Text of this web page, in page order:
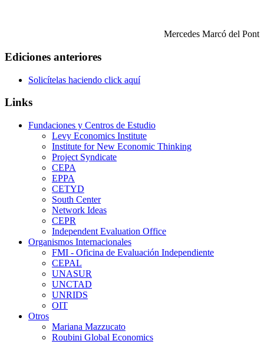
Mercedes Marcó del Pont
Ediciones anteriores
Solicítelas haciendo click aquí
Links
Fundaciones y Centros de Estudio
Levy Economics Institute
Institute for New Economic Thinking
Project Syndicate
CEPA
EPPA
CETYD
South Center
Network Ideas
CEPR
Independent Evaluation Office
Organismos Internacionales
FMI - Oficina de Evaluación Independiente
CEPAL
UNASUR
UNCTAD
UNRIDS
OIT
Otros
Mariana Mazzucato
Roubini Global Economics